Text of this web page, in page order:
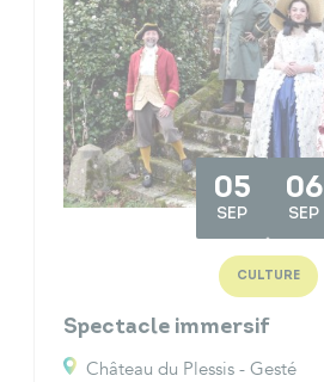
05
SEP
06
SEP
CULTURE
Spectacle immersif
Château du Plessis - Gesté